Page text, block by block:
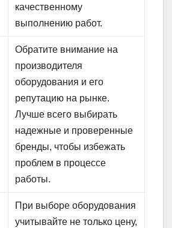
качественному
выполнению работ.
Обратите внимание на
производителя
оборудования и его
репутацию на рынке.
Лучше всего выбирать
надежные и проверенные
бренды, чтобы избежать
проблем в процессе
работы.
При выборе оборудования
учитывайте не только цену,